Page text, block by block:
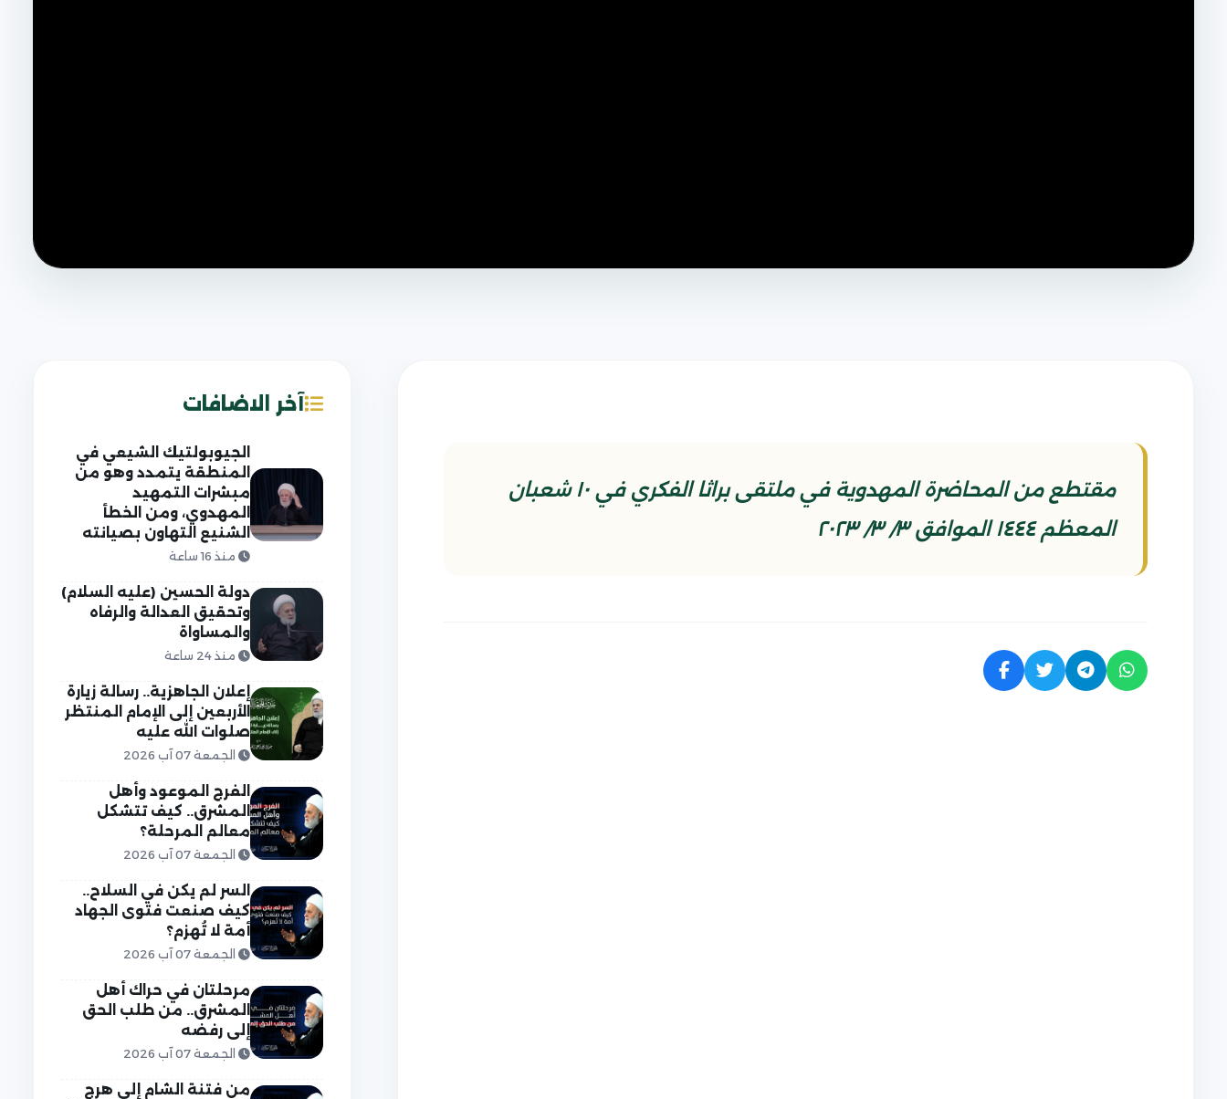
مقتطع من المحاضرة المهدوية في ملتقى براثا الفكري في ١٠ شعبان
المعظم ١٤٤٤ الموافق ٣/ ٣/ ٢٠٢٣
آخر الاضافات
الجيوبولتيك الشيعي في
المنطقة يتمدد وهو من
مبشرات التمهيد
المهدوي، ومن الخطأ
الشنيع التهاون بصيانته
منذ 16 ساعة
دولة الحسين (عليه السلام)
وتحقيق العدالة والرفاه
والمساواة
منذ 24 ساعة
إعلان الجاهزية.. رسالة زيارة
الأربعين إلى الإمام المنتظر
صلوات الله عليه
الجمعة 07 آب 2026
الفرج الموعود وأهل
المشرق.. كيف تتشكل
معالم المرحلة؟
الجمعة 07 آب 2026
السر لم يكن في السلاح..
كيف صنعت فتوى الجهاد
أمة لا تُهزم؟
الجمعة 07 آب 2026
مرحلتان في حراك أهل
المشرق.. من طلب الحق
إلى رفضه
الجمعة 07 آب 2026
من فتنة الشام إلى هرج